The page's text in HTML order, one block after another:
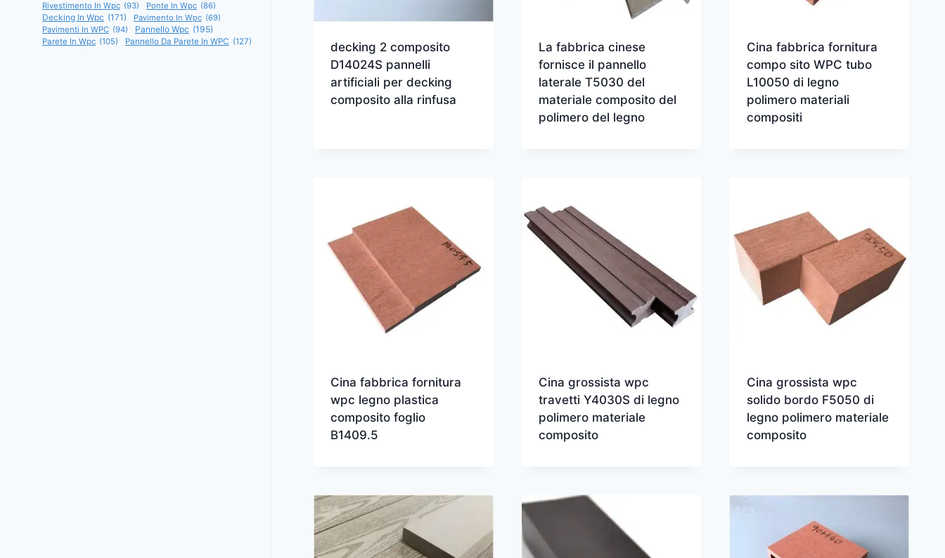
decking 2 composito
D14024S pannelli
artificiali per decking
composito alla rinfusa
La fabbrica cinese
fornisce il pannello
laterale T5030 del
materiale composito del
polimero del legno
Cina fabbrica fornitura
compo sito WPC tubo
L10050 di legno
polimero materiali
compositi
Cina fabbrica fornitura
wpc legno plastica
composito foglio
B1409.5
Cina grossista wpc
travetti Y4030S di legno
polimero materiale
composito
Cina grossista wpc
solido bordo F5050 di
legno polimero materiale
composito
Rivestimento In Wpc (93) Ponte In Wpc (86)
Decking In Wpc (171) Pavimento In Wpc (69)
Pavimenti In WPC (94) Pannello Wpc (195)
Parete In Wpc (105) Pannello Da Parete In WPC (127)